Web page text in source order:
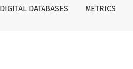
DIGITAL DATABASES METRICS